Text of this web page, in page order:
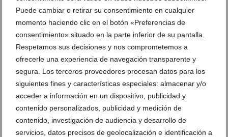
Puede cambiar o retirar su consentimiento en cualquier
momento haciendo clic en el botón «Preferencias de
consentimiento» situado en la parte inferior de su pantalla.
Respetamos sus decisiones y nos comprometemos a
ofrecerle una experiencia de navegación transparente y
segura. Los terceros proveedores procesan datos para los
siguientes fines y características especiales: almacenar y/o
acceder a información en un dispositivo, publicidad y
contenido personalizados, publicidad y medición de
contenido, investigación de audiencia y desarrollo de
servicios, datos precisos de geolocalización e identificación a
El artista dianense Dani Sanchis cierra la
temporada de primavera de Koinós Dénia
15 de mayo de 2026